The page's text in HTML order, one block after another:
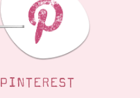
PINTEREST